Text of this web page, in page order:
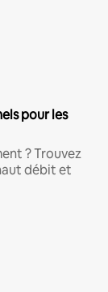
pour les
? Trouvez
débit et